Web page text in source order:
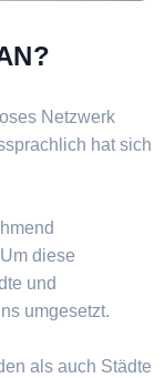
Netzwerk
hat sich
diese
und
umgesetzt.
als auch Städte